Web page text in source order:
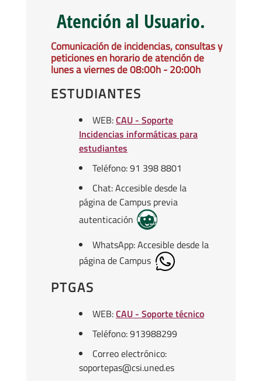
Atención al Usuario.
Comunicación de incidencias, consultas y
peticiones en horario de atención de
lunes a viernes de 08:00h - 20:00h
ESTUDIANTES
WEB:CAU - Soporte
Incidencias informáticas para
estudiantes
Teléfono: 91 398 8801
Chat: Accesible desde la
página de Campus previa
autenticación
WhatsApp: Accesible desde la
página de Campus
PTGAS
WEB:CAU - Soporte técnico
Teléfono: 913988299
Correo electrónico:
soportepas@csi.uned.es